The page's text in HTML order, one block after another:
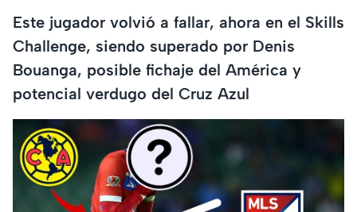
Este jugador volvió a fallar, ahora en el Skills
Challenge, siendo superado por Denis
Bouanga, posible fichaje del América y
potencial verdugo del Cruz Azul